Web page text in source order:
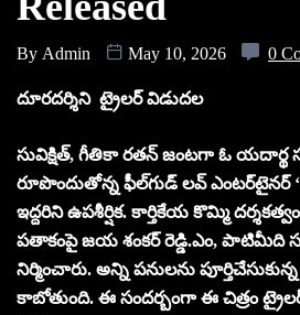
By Admin May 10, 2026 0
దూరదర్శిని ట్రైలర్‌ విడుదల
సువిక్షిత్‌, గీతికా రతన్‌ జంటగా ఓ
రూపొందుతోన్న ఫీల్‌గుడ్‌ లవ్‌ ఎంటర్‌టైనర్‌
ఇద్దరిని ఉపశీర్షిక. కార్తికేయ కొమ్మి
పతాకంపై జయ శంకర్‌ రెడ్డి.ఎం, పాటిమీది
నిర్మించారు. అన్ని పనులను
కాబోతుంది. ఈ సందర్బంగా ఈ చిత్రం